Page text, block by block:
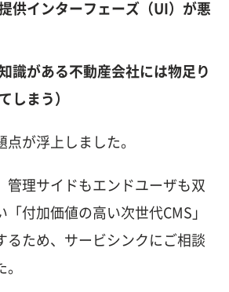
供インターフェーズ（UI）が悪
識がある不動産会社には物足り
しまう）
点が浮上しました。
管理サイドもエンドユーザも双
「付加価値の高い次世代CMS」
るため、サービシンクにご相談